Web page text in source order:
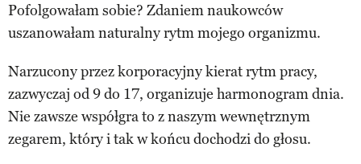
Pofolgowałam sobie? Zdaniem naukowców
uszanowałam naturalny rytm mojego organizmu.
Narzucony przez korporacyjny kierat rytm pracy,
zazwyczaj od 9 do 17, organizuje harmonogram dnia.
Nie zawsze współgra to z naszym wewnętrznym
zegarem, który i tak w końcu dochodzi do głosu.